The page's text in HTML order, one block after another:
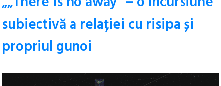
subiectivă a relației cu risipa și
propriul gunoi